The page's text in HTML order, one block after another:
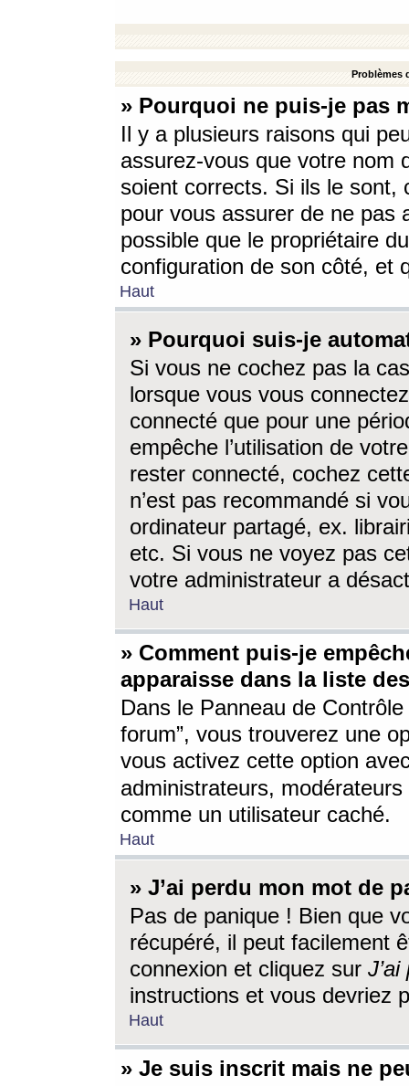
Problèmes
» Pourquoi ne puis-je pas
Il y a plusieurs raisons qui
assurez-vous que votre nom
soient corrects. Si ils le sont,
pour vous assurer de ne pas
possible que le propriétaire
configuration de son côté, et
Haut
» Pourquoi suis-je
Si vous ne cochez pas la
lorsque vous vous
connecté que pour une
empêche l’utilisation de
rester connecté, cochez
n’est pas recommandé si
ordinateur partagé, ex.
etc. Si vous ne voyez pas
votre administrateur a
Haut
» Comment puis-je
apparaisse dans la liste
Dans le Panneau de
forum”, vous trouverez une
vous activez cette option
administrateurs,
comme un utilisateur caché.
Haut
» J’ai perdu mon mot de
Pas de panique ! Bien que
récupéré, il peut facilement
connexion et cliquez sur
instructions et vous devriez
Haut
» Je suis inscrit mais ne